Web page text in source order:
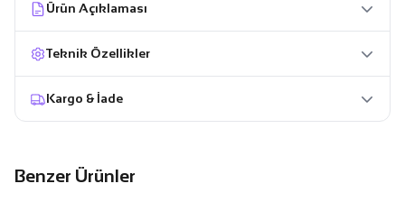
Ürün Açıklaması
Teknik Özellikler
Kargo & İade
Benzer Ürünler